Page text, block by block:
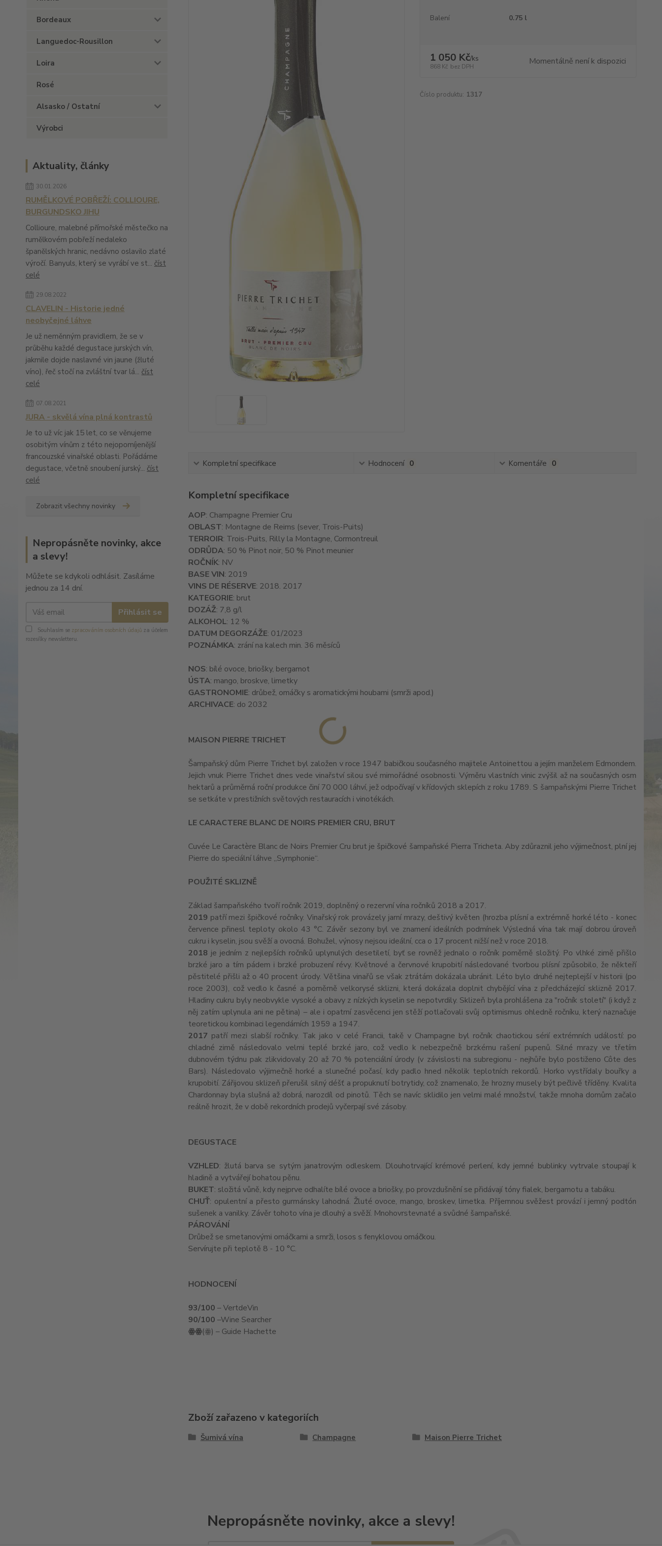
Bordeaux
Languedoc-Rousillon
Loira
Rosé
Alsasko / Ostatní
Výrobci
Aktuality, články
30.01.2026
RUMĚLKOVÉ POBŘEŽÍ: COLLIOURE,
BURGUNDSKO JIHU
Collioure, malebné přímořské městečko na
rumělkovém pobřeží nedaleko
španělských hranic, nedávno oslavilo zlaté
výročí. Banyuls, který se vyrábí ve st... číst
celé
29.08.2022
CLAVELIN - Historie jedné
neobyčejné láhve
Je už neměnným pravidlem, že se v
průběhu každé degustace jurských vín,
jakmile dojde naslavné vin jaune (žluté
víno), řeč stočí na zvláštní tvar lá... číst
celé
07.08.2021
JURA - skvělá vína plná kontrastů
Je to už víc jak 15 let, co se věnujeme
osobitým vínům z této nejopomíjenější
francouzské vinařské oblasti. Pořádáme
degustace, včetně snoubení jurský... číst
celé
Zobrazit všechny novinky
Nepropásněte novinky, akce
a slevy!
Můžete se kdykoli odhlásit. Zasíláme
jednou za 14 dní.
Přihlásit se
Souhlasím se zpracováním osobních údajů za účelem
rozesílky newsletteru.
Balení 0.75 l
1 050 Kč/ks
868 Kč bez DPH Momentálně není k dispozici
Číslo produktu: 1317
Kompletní specifikace Hodnocení 0 Komentáře 0
Kompletní specifikace
AOP: Champagne Premier Cru
OBLAST: Montagne de Reims (sever, Trois-Puits)
TERROIR: Trois-Puits, Rilly la Montagne, Cormontreuil
ODRŮDA: 50 % Pinot noir, 50 % Pinot meunier
ROČNÍK: NV
BASE VIN: 2019
VINS DE RÉSERVE: 2018. 2017
KATEGORIE: brut
DOZÁŽ: 7,8 g/l
ALKOHOL: 12 %
DATUM DEGORZÁŽE: 01/2023
POZNÁMKA: zrání na kalech min. 36 měsíců
NOS: bílé ovoce, briošky, bergamot
ÚSTA: mango, broskve, limetky
GASTRONOMIE: drůbež, omáčky s aromatickými houbami (smrži apod.)
ARCHIVACE: do 2032
MAISON PIERRE TRICHET
Šampaňský dům Pierre Trichet byl založen v roce 1947 babičkou současného majitele Antoinettou a jejím manželem Edmondem.
Jejich vnuk Pierre Trichet dnes vede vinařství silou své mimořádné osobnosti. Výměru vlastních vinic zvýšil až na současných osm
hektarů a průměrná roční produkce činí 70 000 láhví, jež odpočívají v křídových sklepích z roku 1789. S šampaňskými Pierre Trichet
se setkáte v prestižních světových restauracích i vinotékách.
LE CARACTERE BLANC DE NOIRS PREMIER CRU, BRUT
Cuvée Le Caractère Blanc de Noirs Premier Cru brut je špičkové šampaňské Pierra Tricheta. Aby zdůraznil jeho výjimečnost, plní jej
Pierre do speciální láhve „Symphonie“.
POUŽITÉ SKLIZNĚ
Základ šampaňského tvoří ročník 2019, doplněný o rezervní vína ročníků 2018 a 2017.
2019 patří mezi špičkové ročníky. Vinařský rok provázely jarní mrazy, deštivý květen (hrozba plísní a extrémně horké léto - konec
července přinesl teploty okolo 43 °C. Závěr sezony byl ve znamení ideálních podmínek Výsledná vína tak mají dobrou úroveň
cukru i kyselin, jsou svěží a ovocná. Bohužel, výnosy nejsou ideální, cca o 17 procent nižší než v roce 2018.
2018 je jedním z nejlepších ročníků uplynulých desetiletí, byť se rovněž jednalo o ročník poměrně složitý. Po vlhké zimě přišlo
brzké jaro a tím pádem i brzké probuzení révy. Květnové a červnové krupobití následované tvorbou plísní způsobilo, že někteří
pěstitelé přišli až o 40 procent úrody. Většina vinařů se však ztrátám dokázala ubránit. Léto bylo druhé nejteplejší v historii (po
roce 2003), což vedlo k časné a poměrně velkorysé sklizni, která dokázala doplnit chybějící vína z předcházející sklizně 2017.
Hladiny cukru byly neobvykle vysoké a obavy z nízkých kyselin se nepotvrdily. Sklizeň byla prohlášena za "ročník století" (i když z
něj zatím uplynula ani ne pětina) – ale i opatrní zasvěcenci jen stěží potlačovali svůj optimismus ohledně ročníku, který naznačuje
teoretickou kombinaci legendárních 1959 a 1947.
2017 patří mezi slabší ročníky. Tak jako v celé Francii, takě v Champagne byl ročník chaotickou sérií extrémních událostí: po
chladné zimě následovalo velmi teplé brzké jaro, což vedlo k nebezpečně brzkému rašení pupenů. Silné mrazy ve třetím
dubnovém týdnu pak zlikvidovaly 20 až 70 % potenciální úrody (v závislosti na subregionu - nejhůře bylo postiženo Côte des
Bars). Následovalo výjimečně horké a slunečné počasí, kdy padlo hned několik teplotních rekordů. Horko vystřídaly bouřky a
krupobití. Zářijovou sklizeň přerušil silný déšť a propuknutí botrytidy, což znamenalo, že hrozny musely být pečlivě tříděny. Kvalita
Chardonnay byla slušná až dobrá, narozdíl od pinotů. Těch se navíc sklidilo jen velmi malé množství, takže mnoha domům začalo
reálně hrozit, že v době rekordních prodejů vyčerpají své zásoby.
DEGUSTACE
VZHLED: žlutá barva se sytým janatrovým odleskem. Dlouhotrvající krémové perlení, kdy jemné bublinky vytrvale stoupají k
hladině a vytvářejí bohatou pěnu.
BUKET: složitá vůně, kdy nejprve odhalíte bílé ovoce a briošky, po provzdušnění se přidávají tóny fialek, bergamotu a tabáku.
CHUŤ: opulentní a přesto gurmánsky lahodná. Žluté ovoce, mango, broskev, limetka. Příjemnou svěžest provází i jemný podtón
sušenek a vanilky. Závěr tohoto vína je dlouhý a svěží. Mnohovrstevnaté a svůdné šampaňské.
PÁROVÁNÍ
Drůbež se smetanovými omáčkami a smrži, losos s fenyklovou omáčkou.
Servírujte při teplotě 8 - 10 °C.
HODNOCENÍ
93/100 – VertdeVin
90/100 –Wine Searcher
ꙮꙮ(ꙮ) – Guide Hachette
Zboží zařazeno v kategoriích
Šumivá vína Champagne Maison Pierre Trichet
Nepropásněte novinky, akce a slevy!